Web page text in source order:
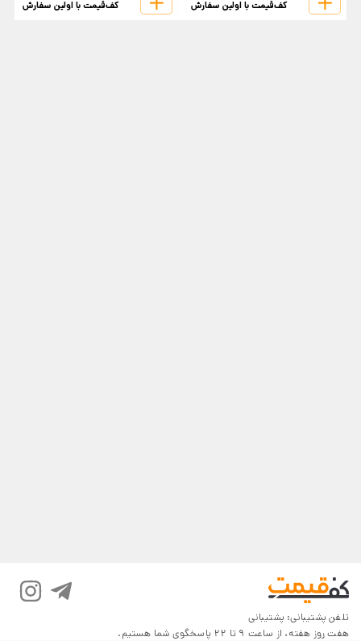
کف‌قیمت با اولین سفارش کف‌قیمت با اولین سفارش
تلفن پشتیبانی: پشتیبانی
هفت روز هفته، از ساعت 9 تا 22 پاسخگوی شما هستیم.